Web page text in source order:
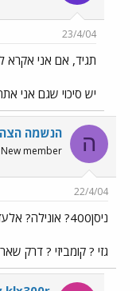
23/4/04
תגיד, אם אני אקרא
יש סיכוי שגם אני
ה הנשמה
New member
22/4/04
ניסן400? אונילה? אלעד ? מה קורה ?
גזי ? קומביזי ? דרק